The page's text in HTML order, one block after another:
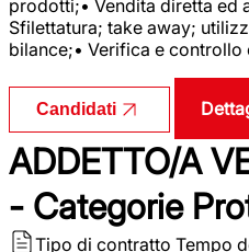
prodotti;• Vendita diretta ed
Sfilettatura; take away;
bilance;• Verifica e
Candidati
ADDETTO/A
- Categorie
Tipo di contratto Tempo